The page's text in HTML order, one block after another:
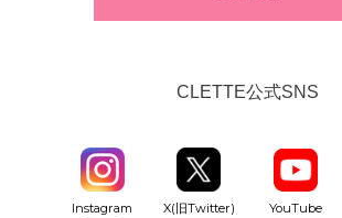
CLETTE公式SNS
Instagram X(旧Twitter) YouTube